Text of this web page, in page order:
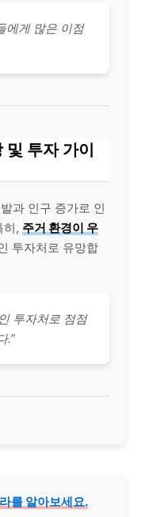
에게 많은 이점
및 투자 가이
과 인구 증가로 인
히, 주거 환경이 우
투자처로 유망합
투자처로 점점
.”
를 알아보세요.